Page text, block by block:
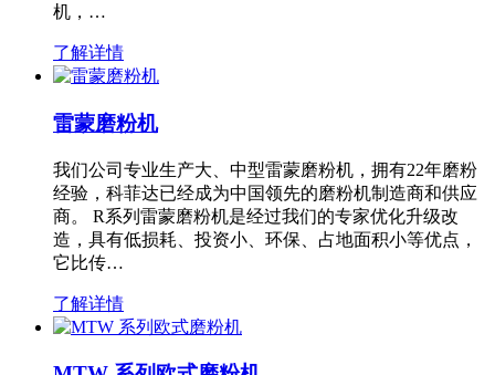
机，…
了解详情
雷蒙磨粉机
我们公司专业生产大、中型雷蒙磨粉机，拥有22年磨粉
经验，科菲达已经成为中国领先的磨粉机制造商和供应
商。 R系列雷蒙磨粉机是经过我们的专家优化升级改
造，具有低损耗、投资小、环保、占地面积小等优点，
它比传…
了解详情